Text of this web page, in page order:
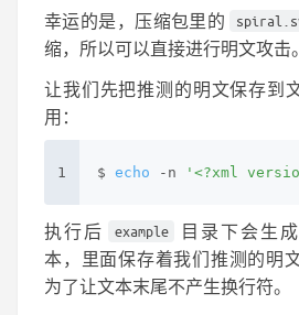
幸运的是，压缩包里的
缩，所以可以直接进行明文攻击。
让我们先把推测的明文保存到
用：
1 $ echo -n '<?xml
执行后 example 目录下会生
本，里面保存着我们推测的明
为了让文本末尾不产生换行符。